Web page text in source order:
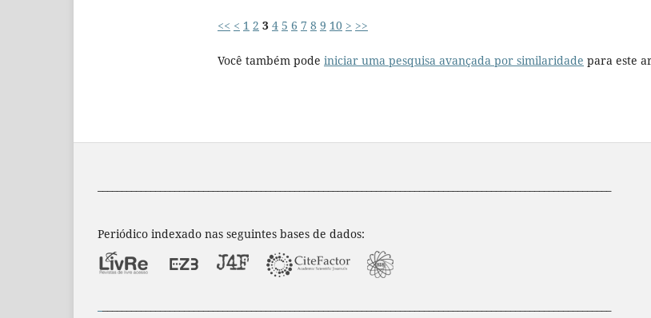
<< < 1 2 3 4 5 6 7 8 9 10 > >>
Você também pode iniciar uma pesquisa avançada por similaridade para este
Periódico indexado nas seguintes bases de dados: